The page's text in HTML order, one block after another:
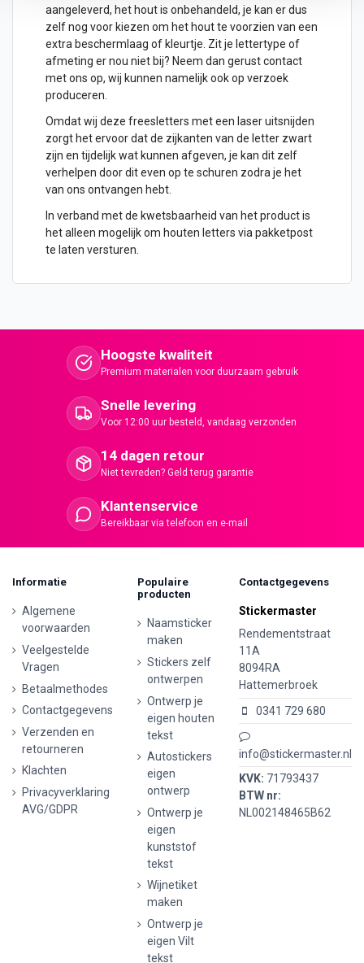
aangeleverd, het hout is onbehandeld, je kan er dus
zelf nog voor kiezen om het hout te voorzien van een
extra beschermlaag of kleurtje. Zit je lettertype of
afmeting er nou niet bij? Neem dan gerust contact
met ons op, wij kunnen namelijk ook op verzoek
produceren.
Omdat wij deze freesletters met een laser uitsnijden
zorgt het ervoor dat de zijkanten van de letter zwart
zijn en tijdelijk wat kunnen afgeven, je kan dit zelf
verhelpen door dit even op te schuren zodra je het
van ons ontvangen hebt.
In verband met de kwetsbaarheid van het product is
het alleen mogelijk om houten letters via pakketpost
te laten versturen.
Hoogste kwaliteit
Premium materialen voor duurzaam gebruik
Snelle levering
Voor 12:00 uur besteld, vandaag verzonden
14 dagen retour
Niet tevreden? Geld terug garantie
Klantenservice
Bereikbaar via telefoon en e-mail
Informatie
Algemene
voorwaarden
Veelgestelde
Vragen
Betaalmethodes
Contactgegevens
Verzenden en
retourneren
Klachten
Privacyverklaring
AVG/GDPR
Populaire
producten
Naamsticker
maken
Stickers zelf
ontwerpen
Ontwerp je
eigen houten
tekst
Autostickers
eigen
ontwerp
Ontwerp je
eigen
kunststof
tekst
Wijnetiket
maken
Ontwerp je
eigen Vilt
tekst
Contactgegevens
Stickermaster
Rendementstraat
11A
8094RA
Hattemerbroek
0341 729 680
info@stickermaster.nl
KVK: 71793437
BTW nr:
NL002148465B62